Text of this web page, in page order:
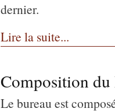
dernier.
Lire la suite...
Composition du
Le bureau est